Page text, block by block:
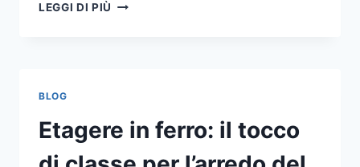
LEGGI DI PIÙ
BLOG
Etagere in ferro: il tocco